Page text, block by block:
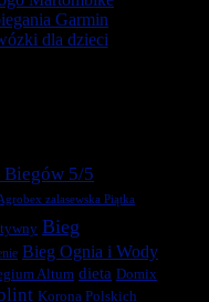
5/5
zalasewska Piątka
Bieg
Bieg Ognia i Wody
Altum dieta Domix
Korona Polskich